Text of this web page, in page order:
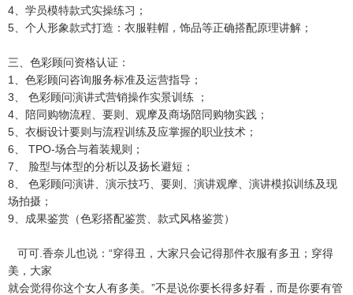
4、学员模特款式实操练习；
5、个人形象款式打造：衣服鞋帽，饰品等正确搭配原理讲解；
三、色彩顾问资格认证：
1、色彩顾问咨询服务标准及运营指导；
3、 色彩顾问演讲式营销操作实景训练 ；
4、陪同购物流程、要则、观摩及商场陪同购物实践；
5、衣橱设计要则与流程训练及应掌握的职业技术；
6、 TPO-场合与着装规则；
7、 脸型与体型的分析以及扬长避短；
8、 色彩顾问演讲、演示技巧、要则、演讲观摩、演讲模拟训练及现
场拍摄；
9、成果鉴赏（色彩搭配鉴赏、款式风格鉴赏）
可可.香奈儿也说：“穿得丑，大家只会记得那件衣服有多丑；穿得
美，大家
就会觉得你这个女人有多美。”不是说你要长得多好看，而是你要有管